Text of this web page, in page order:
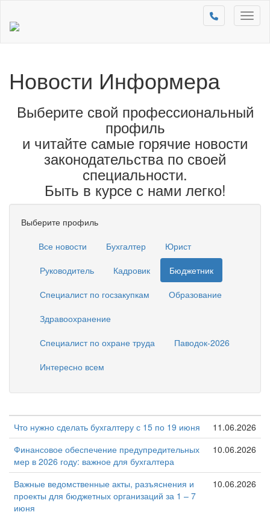
Новости Информера
Выберите свой профессиональный
профиль
и читайте самые горячие новости
законодательства по своей
специальности.
Быть в курсе с нами легко!
Выберите профиль
Все новости
Бухгалтер
Юрист
Руководитель
Кадровик
Бюджетник
Специалист по госзакупкам
Образование
Здравоохранение
Специалист по охране труда
Паводок-2026
Интересно всем
Что нужно сделать бухгалтеру с 15 по 19 июня
11.06.2026
Финансовое обеспечение предупредительных
мер в 2026 году: важное для бухгалтера
10.06.2026
Важные ведомственные акты, разъяснения и
проекты для бюджетных организаций за 1 – 7
июня
10.06.2026